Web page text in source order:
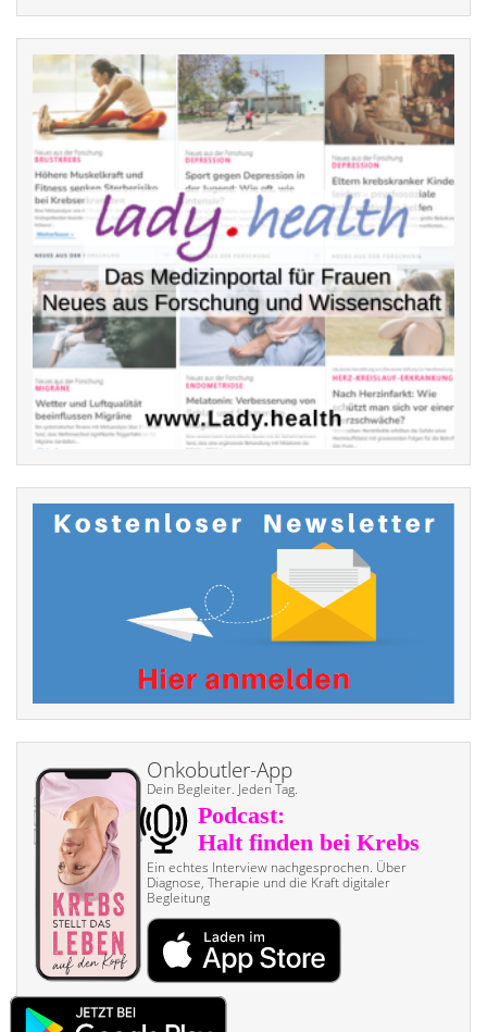
Onkobutler-App
Dein Begleiter. Jeden Tag.
Ein echtes Interview nach­gesprochen. Über
Diagnose, Therapie und die Kraft digitaler
Begleitung